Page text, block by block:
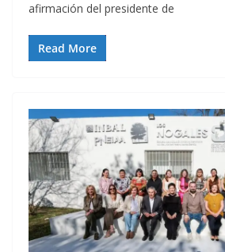
afirmación del presidente de
Read More